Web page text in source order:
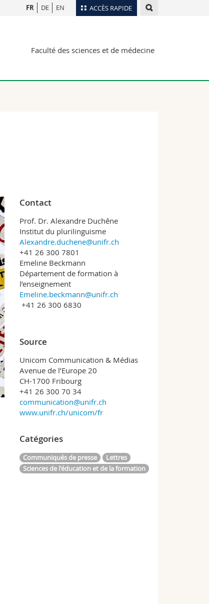
ACCÈS RAPIDE
Plan d'accès
Webmail
FR DE EN
Faculté des sciences et de médecine
Contact
Prof. Dr. Alexandre Duchêne
Institut du plurilinguisme
Alexandre.duchene@unifr.ch
+41 26 300 7801
Emeline Beckmann
Département de formation à
l’enseignement
Emeline.beckmann@unifr.ch
+41 26 300 6830
Source
Unicom Communication & Médias
Avenue de l’Europe 20
CH-1700 Fribourg
+41 26 300 70 34
communication@unifr.ch
www.unifr.ch/unicom/fr
Catégories
Communiqués de presse
Lettres
Sciences de l'éducation et de la formation